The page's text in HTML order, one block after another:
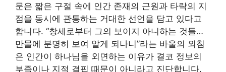
문은 짧은 구절 속에 인간 존재의 근원과 타락의 지
점을 동시에 관통하는 거대한 선언을 담고 있다고
합니다. “창세로부터 그의 보이지 아니하는 것들…
만물에 분명히 보여 알게 되나니”라는 바울의 외침
은 인간이 하나님을 외면하는 이유가 결코 정보의
부족이나 지적 결핍 때문이 아니라고 진단합니다.